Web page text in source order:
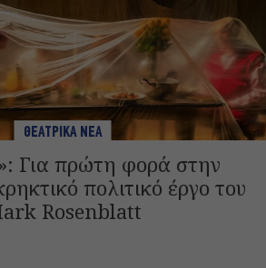
ΘΕΑΤΡΙΚΑ ΝΕΑ
Για πρώτη φορά στην
πολιτικό έργο του
Rosenblatt